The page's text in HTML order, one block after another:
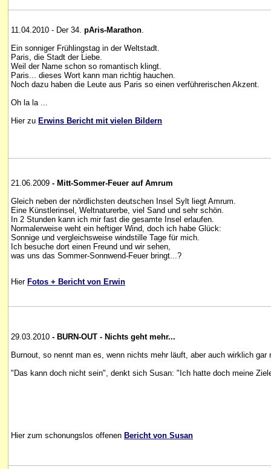
11.04.2010 - Der 34. pAris-Marathon.
Ein sonniger Frühlingstag in der Weltstadt.
Paris, die Stadt der Liebe.
Weil der Name schon so romantisch klingt.
Paris... dieses Wort kann man richtig hauchen.
Noch dazu haben die Leute aus Paris so einen verführerischen Akzent.
Oh la la ...
Hier zu Erwins Bericht mit vielen Bildern
21.06.2009 - Mitt-Sommer-Feuer auf Amrum
Gleich neben der nördlichsten deutschen Insel Sylt liegt Amrum.
Eine Künstlerinsel, Weltnaturerbe, viel Sand und sehr schön.
In 2 Stunden kann ich mir fast die gesamte Insel erlaufen.
Normalerweise weht ein heftiger Wind, doch ich habe Glück:
Sonnige und vergleichsweise windstille Tage für mich.
Ich besuche dort einen Freund und wir sehen,
was uns das Sommer-Sonnwend-Feuer bringt...?
Hier Fotos + Bericht von Erwin
29.03.2010 - BURN-OUT - Nichts geht mehr...
Burnout, so nennt man es, wenn nichts mehr läuft, aber auch wirklich gar
"Das kann doch nicht sein", denkt sich Susan: "Ich hatte doch meine
Hier zum schonungslos offenen Bericht von Susan